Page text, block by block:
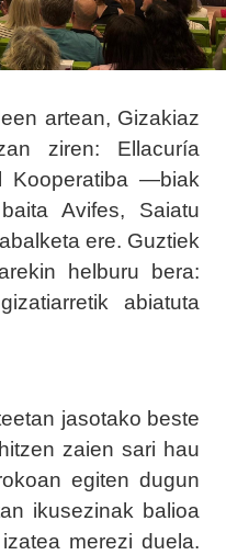
artean, Gizakiaz
ziren: Ellacuría
Kooperatiba —biak
Avifes, Saiatu
ere. Guztiek
helburu bera:
abiatuta
jasotako beste
zaien sari hau
egiten dugun
ikusezinak balioa
merezi duela.